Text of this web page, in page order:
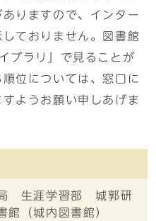
りますので、インター
ておりません。図書館
ブラリ」で見ることが
位については、窓口に
ようお願い申しあげま
生涯学習部 城郭研
（城内図書館）